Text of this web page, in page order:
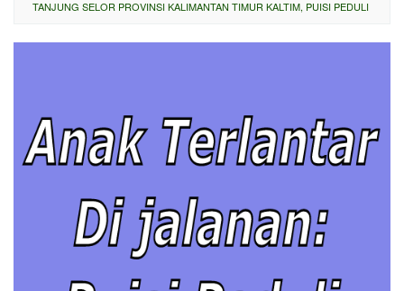
TANJUNG SELOR PROVINSI KALIMANTAN TIMUR KALTIM, PUISI PEDULI